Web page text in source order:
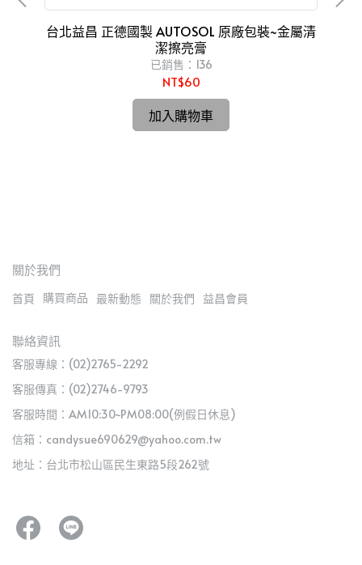
台北益昌 正德國製 AUTOSOL 原廠包裝~金屬清
潔擦亮膏
已銷售：136
NT$60
加入購物車
關於我們
首頁 購買商品 最新動態 關於我們 益昌會員
聯絡資訊
客服專線：(02)2765-2292
客服傳真：(02)2746-9793
客服時間：AM10:30~PM08:00(例假日休息)
信箱：candysue690629@yahoo.com.tw
地址：台北市松山區民生東路5段262號